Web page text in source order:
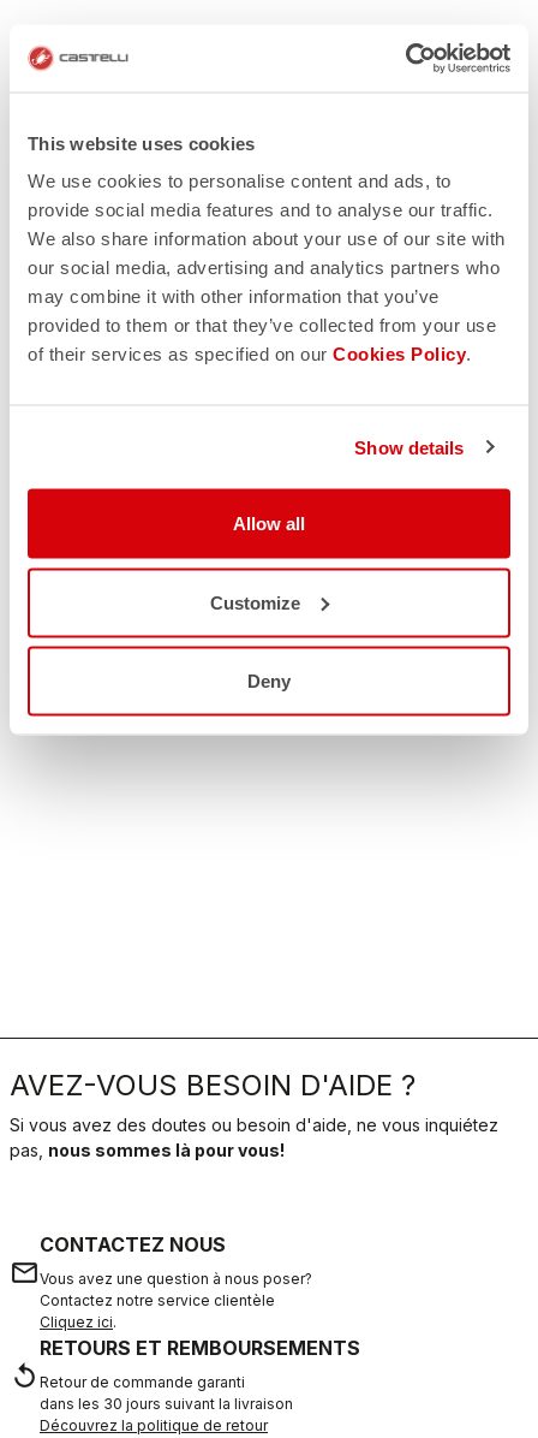
This website uses cookies
We use cookies to personalise content and ads, to
provide social media features and to analyse our traffic.
We also share information about your use of our site with
our social media, advertising and analytics partners who
may combine it with other information that you’ve
provided to them or that they’ve collected from your use
of their services as specified on our Cookies Policy.
Show details
Allow all
Customize
Deny
AVEZ-VOUS BESOIN D'AIDE ?
Si vous avez des doutes ou besoin d'aide, ne vous inquiétez
pas, nous sommes là pour vous!
email
CONTACTEZ NOUS
Vous avez une question à nous poser?
Contactez notre service clientèle
Cliquez ici.
replay
RETOURS ET REMBOURSEMENTS
Retour de commande garanti
dans les 30 jours suivant la livraison
Découvrez la politique de retour